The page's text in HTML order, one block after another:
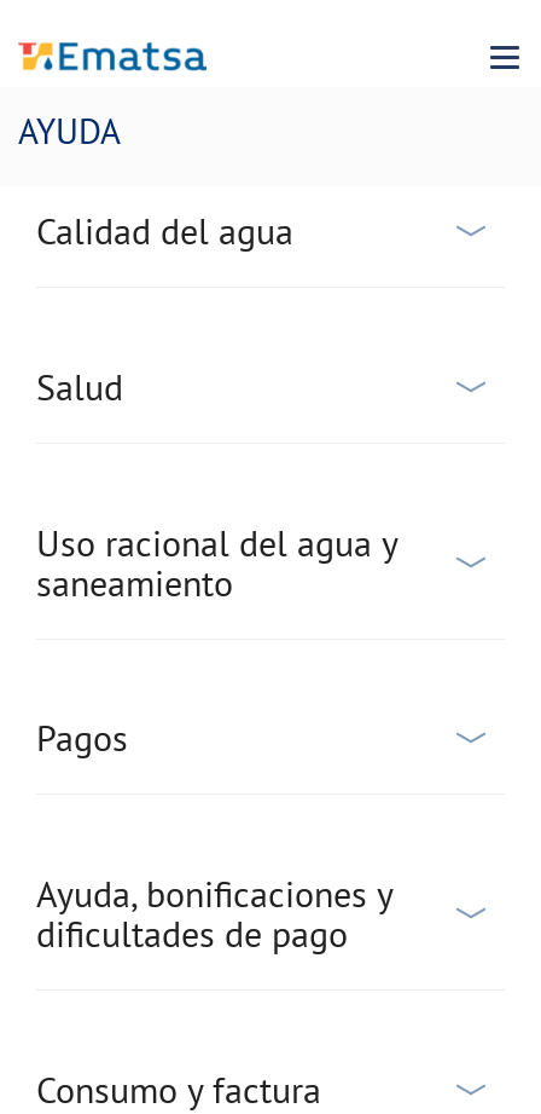
Menu
AYUDA
Calidad del agua
Salud
Uso racional del agua y
saneamiento
Pagos
Ayuda, bonificaciones y
dificultades de pago
Consumo y factura